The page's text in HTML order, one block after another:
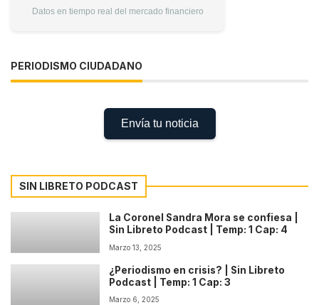
Datos en tiempo real del mercado financiero
PERIODISMO CIUDADANO
Envía tu noticia
SIN LIBRETO PODCAST
La Coronel Sandra Mora se confiesa |
Sin Libreto Podcast | Temp: 1 Cap: 4
Marzo 13, 2025
¿Periodismo en crisis? | Sin Libreto
Podcast | Temp: 1 Cap: 3
Marzo 6, 2025